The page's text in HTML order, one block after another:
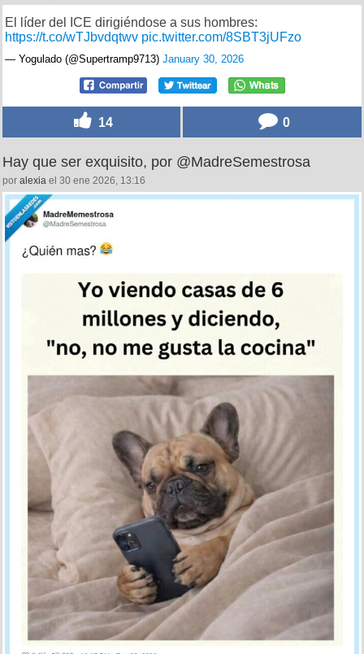
El líder del ICE dirigiéndose a sus hombres:
https://t.co/wTJbvdqtwv pic.twitter.com/8SBT3jUFzo
— Yogulado (@Supertramp9713) January 30, 2026
14 0
Hay que ser exquisito, por @MadreSemestrosa
por alexia el 30 ene 2026, 13:16